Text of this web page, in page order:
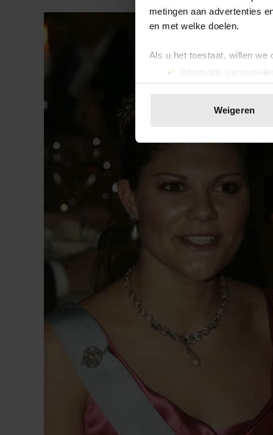
metingen aan advertenties
en met welke doelen.
Als u het toestaat, willen we
Informatie
Uw apparaat
toestemming op elk
We gebruiken cookies om
websiteverkeer te
media, adverteren en
verstrekt of die ze hebben
Weigeren